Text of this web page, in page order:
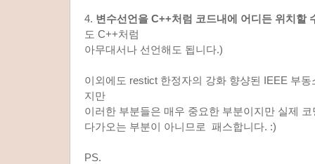
4. 변수선언을 C++처럼 코드내에 어디든 위치할
도 C++처럼
아무대서나 선언해도 됩니다.)
이외에도 restict 한정자의 강화 향샹된 IEEE 부
지만
이러한 부분들은 매우 중요한 부분이지만 실제
다가오는 부분이 아니므로 패스합니다. :)
PS.